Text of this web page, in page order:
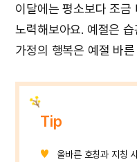
이달에는 평소보다 조금
노력해보아요. 예절은
가정의 행복은 예절 바
Tip
올바른 호칭과 지칭